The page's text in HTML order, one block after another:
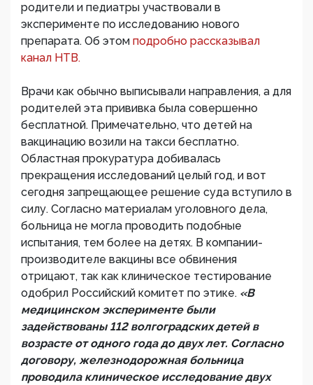
родители и педиатры участвовали в
эксперименте по исследованию нового
препарата. Об этом подробно рассказывал
канал НТВ.
Врачи как обычно выписывали направления, а для
родителей эта прививка была совершенно
бесплатной. Примечательно, что детей на
вакцинацию возили на такси бесплатно.
Областная прокуратура добивалась
прекращения исследований целый год, и вот
сегодня запрещающее решение суда вступило в
силу. Согласно материалам уголовного дела,
больница не могла проводить подобные
испытания, тем более на детях. В компании-
производителе вакцины все обвинения
отрицают, так как клиническое тестирование
одобрил Российский комитет по этике. «В
медицинском эксперименте были
задействованы 112 волгоградских детей в
возрасте от одного года до двух лет. Согласно
договору, железнодорожная больница
проводила клиническое исследование двух